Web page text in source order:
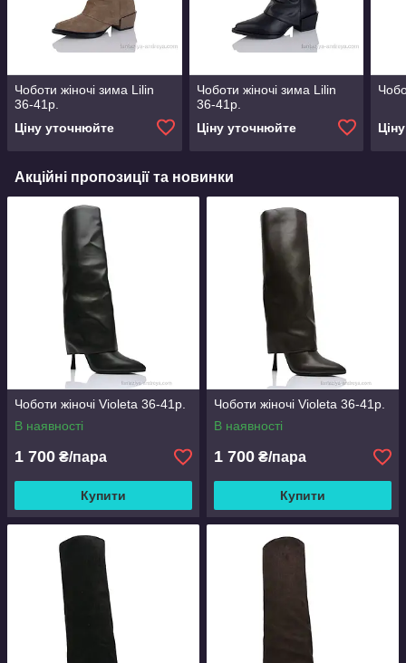
Чоботи жіночі зима Lilin
36-41р.
Ціну уточнюйте
Чоботи жіночі зима Lilin
36-41р.
Ціну уточнюйте
Акційні пропозиції та новинки
Чоботи жіночі Violeta 36-41р.
В наявності
1 700 ₴/пара
Купити
Чоботи жіночі Violeta 36-41р.
В наявності
1 700 ₴/пара
Купити